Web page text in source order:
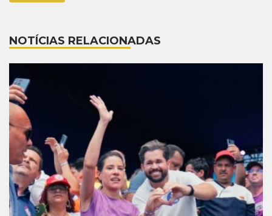
NOTÍCIAS RELACIONADAS